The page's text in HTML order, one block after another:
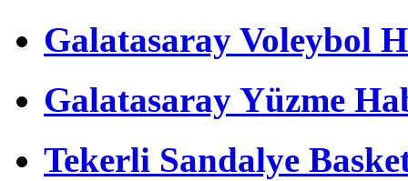
Galatasaray Voleybol
Galatasaray Yüzme
Tekerli Sandalye